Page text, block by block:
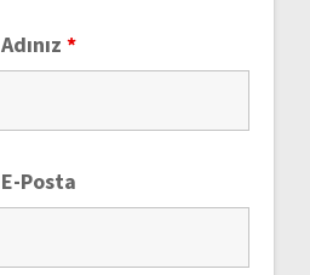
Adınız *
E-Posta